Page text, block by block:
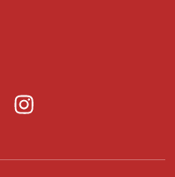
Facebook